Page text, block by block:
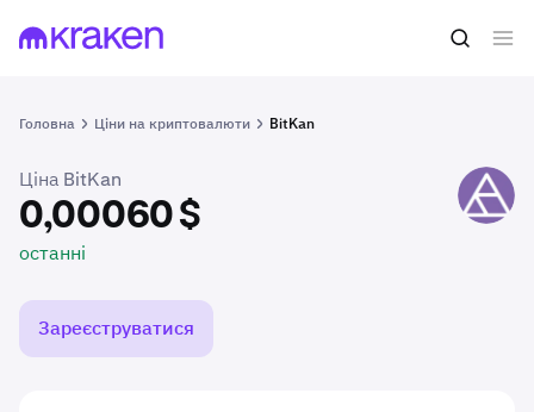
Головна Ціни на криптовалюти BitKan
0,00060 $ Купити KAN
Ціна BitKan
0,00060 $
останні
KAN
Зареєструватися